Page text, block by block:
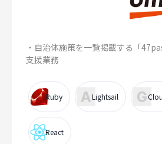
・自治体施策を一覧掲載する「
支援業務
Ruby Lightsail
React